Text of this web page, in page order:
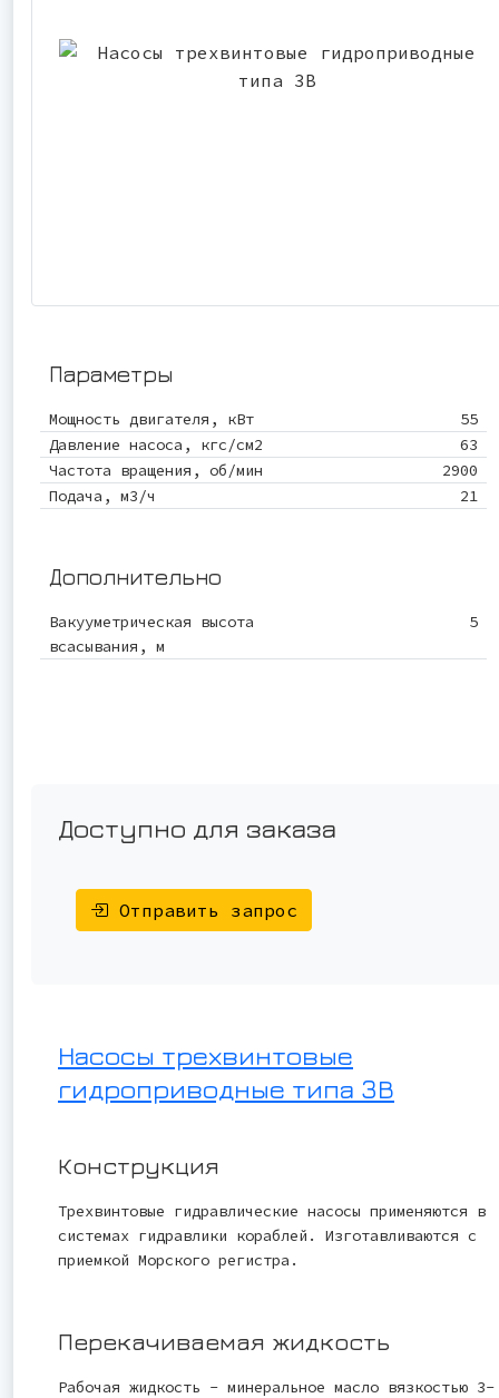
Параметры
Мощность двигателя, кВт
55
Давление насоса, кгс/см2
63
Частота вращения, об/мин
2900
Подача, м3/ч
21
Дополнительно
Вакууметрическая высота
всасывания, м
5
Доступно для заказа
Отправить запрос
Насосы трехвинтовые
гидроприводные типа 3В
Конструкция
Трехвинтовые гидравлические насосы применяются в
системах гидравлики кораблей. Изготавливаются с
приемкой Морского регистра.
Перекачиваемая жидкость
Рабочая жидкость - минеральное масло вязкостью 3-